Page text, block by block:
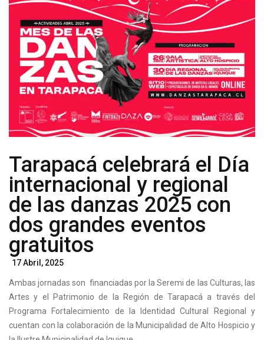
Tarapacá celebrará el Día
internacional y regional
de las danzas 2025 con
dos grandes eventos
gratuitos
Posted
17 Abril, 2025
Ambas jornadas son financiadas por la Seremi de las Culturas, las
Artes y el Patrimonio de la Región de Tarapacá a través del
Programa Fortalecimiento de la Identidad Cultural Regional y
cuentan con la colaboración de la Municipalidad de Alto Hospicio y